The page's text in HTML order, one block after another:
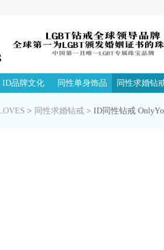
ID品牌文化 同性单身饰品 同性求婚钻
> 同性求婚钻戒 > ID同性钻戒